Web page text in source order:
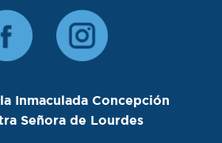
Inmaculada Concepción
Señora de Lourdes